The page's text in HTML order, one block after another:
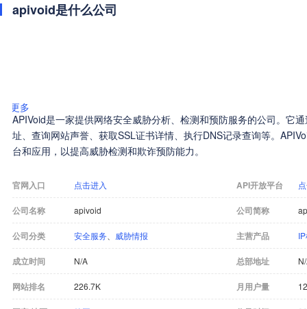
apivoid是什么公司
更多
APIVoid是一家提供网络安全威胁分析、检测和预防服务的公司。它
址、查询网站声誉、获取SSL证书详情、执行DNS记录查询等。
台和应用，以提高威胁检测和欺诈预防能力。
官网入口 点击进入 API开放平台
公司名称 apivoid 公司简称
公司分类 安全服务 威胁情报 主营产品
成立时间 N/A 总部地址
网站排名 226.7K 月用户量